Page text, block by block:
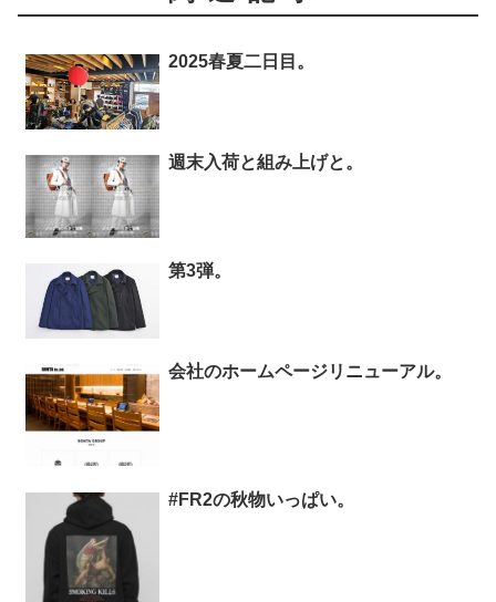
2025春夏二日目。
週末入荷と組み上げと。
第3弾。
会社のホームページリニューアル。
#FR2の秋物いっぱい。